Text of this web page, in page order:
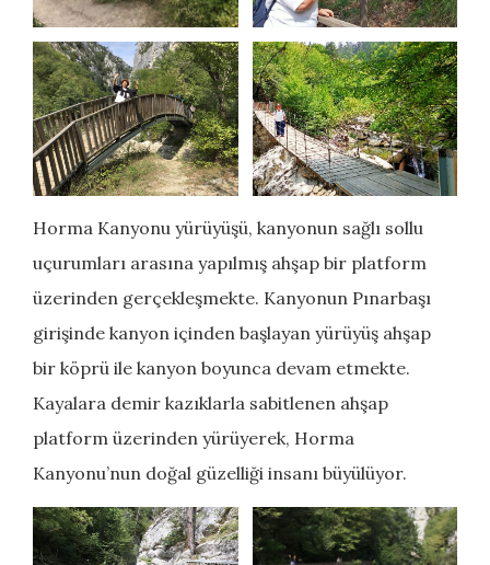
Horma Kanyonu yürüyüşü, kanyonun sağlı sollu
uçurumları arasına yapılmış ahşap bir platform
üzerinden gerçekleşmekte. Kanyonun Pınarbaşı
girişinde kanyon içinden başlayan yürüyüş ahşap
bir köprü ile kanyon boyunca devam etmekte.
Kayalara demir kazıklarla sabitlenen ahşap
platform üzerinden yürüyerek, Horma
Kanyonu’nun doğal güzelliği insanı büyülüyor.